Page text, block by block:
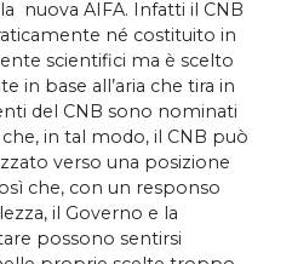
nuova AIFA. Infatti il CNB
né costituito in
scientifici ma è scelto
in base all’aria che tira in
del CNB sono nominati
in tal modo, il CNB può
verso una posizione
che, con un responso
il Governo e la
possono sentirsi